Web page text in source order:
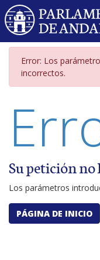
Página
Error: Los
incorrectos.
Su petición no
Los parámetros
PÁGINA DE INICIO